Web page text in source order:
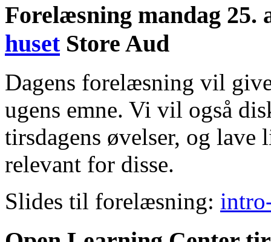
Forelæsning mandag 25.
husetStore Aud
Dagens forelæsning vil
ugens emne. Vi vil også
tirsdagens øvelser, og
relevant for disse.
Slides til forelæsning: